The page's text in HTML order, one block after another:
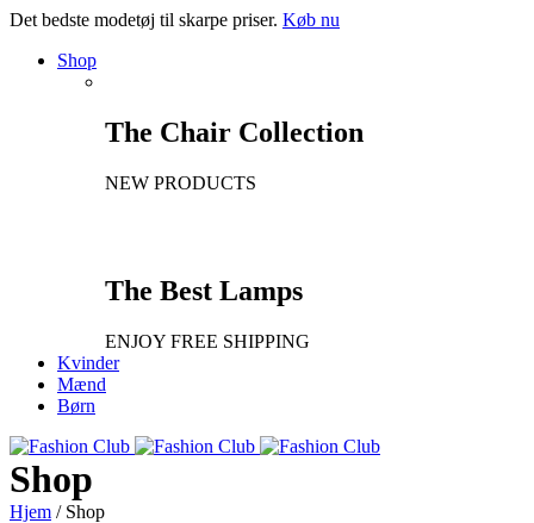
Det bedste modetøj til skarpe priser. Køb nu
Shop
The Chair Collection
NEW PRODUCTS
The Best Lamps
ENJOY FREE SHIPPING
Kvinder
Mænd
Børn
Shop
Hjem / Shop